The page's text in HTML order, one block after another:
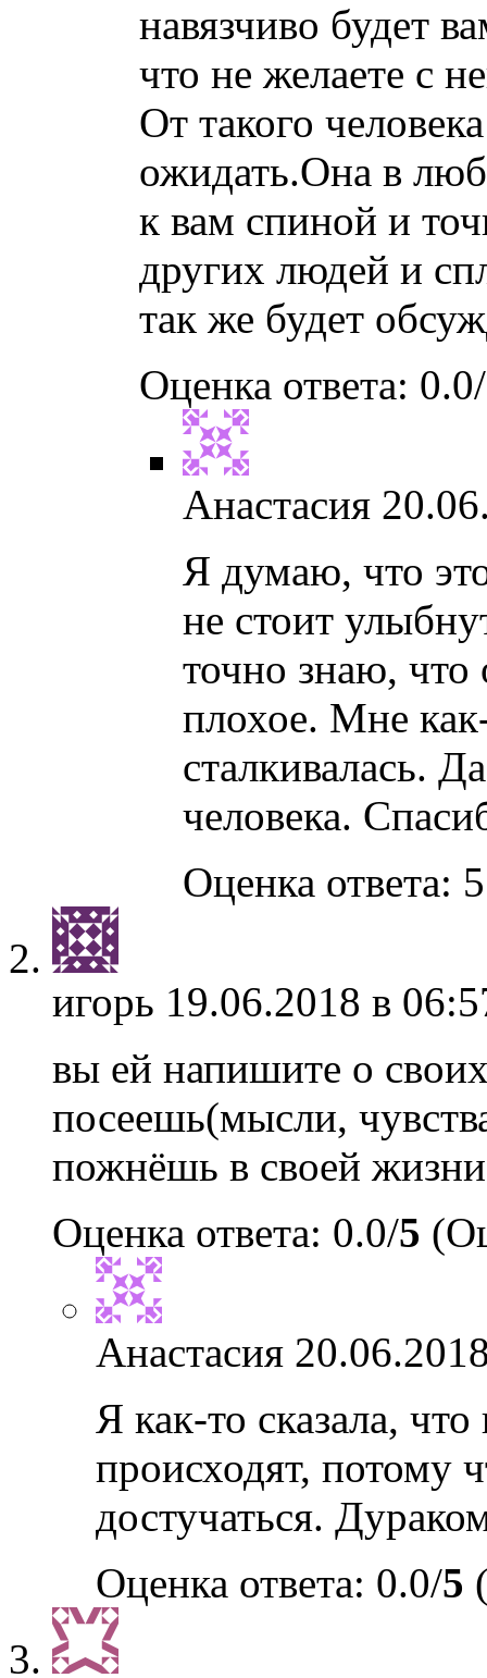
навязчиво будет
что не желаете с
От такого
ожидать.Она в
к вам спиной и
других людей и
так же будет
Оценка ответа: 0.0/
Анастасия
Я думаю, что
не стоит
точно знаю, что
плохое. Мне
сталкивалась.
человека.
Оценка ответа:
игорь 19.06.2018 в
вы ей напишите о
посеешь(мысли,
пожнёшь в своей
Оценка ответа: 0.0/5
Анастасия
Я как-то сказала,
происходят, потому
достучаться.
Оценка ответа: 0.0/5